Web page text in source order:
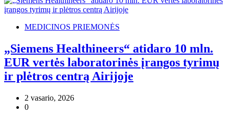
MEDICINOS PRIEMONĖS
„Siemens Healthineers“ atidaro 10 mln.
EUR vertės laboratorinės įrangos tyrimų
ir plėtros centrą Airijoje
2 vasario, 2026
0